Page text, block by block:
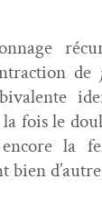
de
fois le
la
bien